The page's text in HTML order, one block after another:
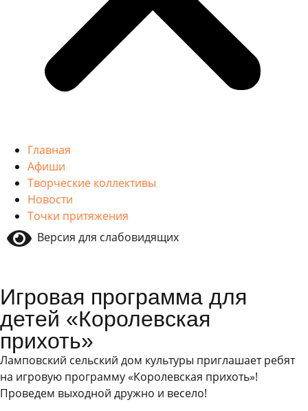
Главная
Афиши
Творческие коллективы
Новости
Точки притяжения
Версия для слабовидящих
Игровая программа для
детей «Королевская
прихоть»
Ламповский сельский дом культуры приглашает ребят
на игровую программу «Королевская прихоть»!
Проведем выходной дружно и весело!